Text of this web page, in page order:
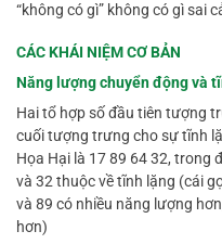
“không có gì” không có gì sai
CÁC KHÁI NIỆM CƠ BẢN
Năng lượng chuyển động và
Hai tổ hợp số đầu tiên tượng
cuối tượng trưng cho sự tĩnh
Họa Hại là 17 89 64 32, trong
và 32 thuộc về tĩnh lặng (cái
và 89 có nhiều năng lượng
hơn)